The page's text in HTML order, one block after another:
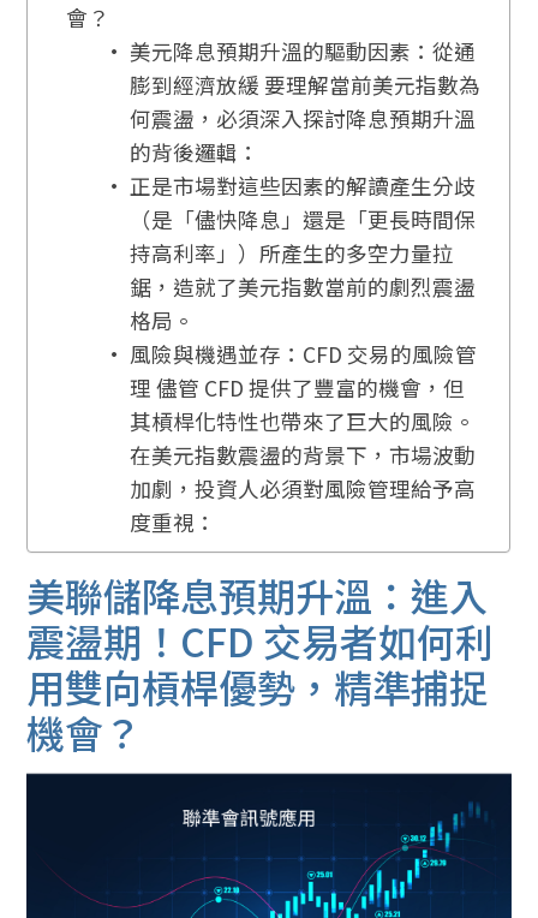
會？
美元降息預期升溫的驅動因素：從通
膨到經濟放緩 要理解當前美元指數為
何震盪，必須深入探討降息預期升溫
的背後邏輯：
正是市場對這些因素的解讀產生分歧
（是「儘快降息」還是「更長時間保
持高利率」）所產生的多空力量拉
鋸，造就了美元指數當前的劇烈震盪
格局。
風險與機遇並存：CFD 交易的風險管
理 儘管 CFD 提供了豐富的機會，但
其槓桿化特性也帶來了巨大的風險。
在美元指數震盪的背景下，市場波動
加劇，投資人必須對風險管理給予高
度重視：
美聯儲降息預期升溫：進入
震盪期！CFD 交易者如何利
用雙向槓桿優勢，精準捕捉
機會？